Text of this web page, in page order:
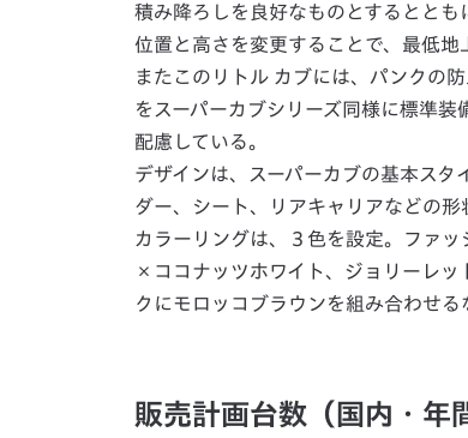
積み降ろしを良好なものとするとと
位置と高さを変更することで、最低地
またこのリトル カブには、パンクの
をスーパーカブシリーズ同様に標準
配慮している。
デザインは、スーパーカブの基本ス
ダー、シート、リアキャリアなどの形
カラーリングは、３色を設定。ファ
×ココナッツホワイト、ジョリーレ
クにモロッコブラウンを組み合わせ
販売計画台数（国内・年